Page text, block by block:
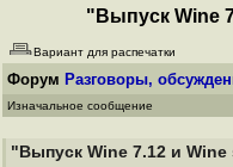
"Выпуск Wine
Вариант для распечатки
Форум Разговоры,
Изначальное сообщение
"Выпуск Wine 7.12 и